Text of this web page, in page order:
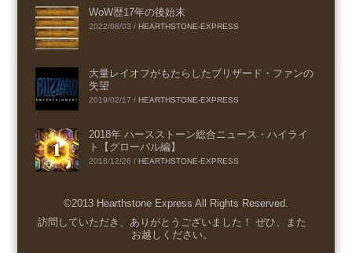
WoW歴17年の後始末
2022/08/03 / HEARTHSTONE-EXPRESS
大量レイオフがもたらしたブリザード・ファンの
失望
2019/02/17 / HEARTHSTONE-EXPRESS
2018年 ハースストーン総合ニュース・ハイライ
ト【グローバル編】
2018/12/26 / HEARTHSTONE-EXPRESS
©2013 Hearthstone Express All Rights Reserved.
Menu
訪問していただき、ありがとうございました！ ぜひ、また
お越しください。